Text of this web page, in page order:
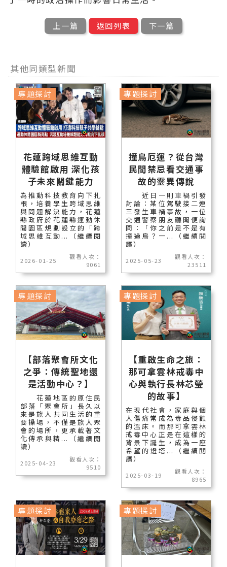
上一篇 返回列表 下一篇
其他同類型新聞
花蓮跨域思維互動
體驗館啟用 深化孩
子未來關鍵能力
為推動科技教育向下扎
根，培養學生跨域思維
與問題解決能力，花蓮
縣政府於花蓮縣運動休
閒園區規劃設立的「跨
域思維互動...（繼續閱
讀）
2026-01-25
觀看人次：
9061
專題探討
撞鳥厄運？從台灣
民間禁忌看交通事
故的靈異傳說
近日一則車禍引發
討論：某位駕駛接二連
三發生車禍事故，一位
交通警察朋友聽聞便詢
問：「你之前是不是有
撞過鳥？一...（繼續閱
讀）
2025-05-23
觀看人次：
23511
專題探討
【部落聚會所文化
之爭：傳統聖地還
是活動中心？】
花蓮地區的原住民
部落「聚會所」長久以
來是族人共同生活的重
要操場，不僅是族人聚
會的場所，更承載著文
化傳承與精...（繼續閱
讀）
2025-04-23
觀看人次：
9510
專題探討
【重啟生命之旅：
那可拿雲林戒毒中
心與執行長林芯瑩
的故事】
在現代社會，家庭與個
人傷痛常成為毒品侵蝕
的溫床。而那可拿雲林
戒毒中心正是在這樣的
背景下誕生，成為一座
希望的燈塔...（繼續閱
讀）
2025-03-19
觀看人次：
8965
專題探討
專題探討 專題探討